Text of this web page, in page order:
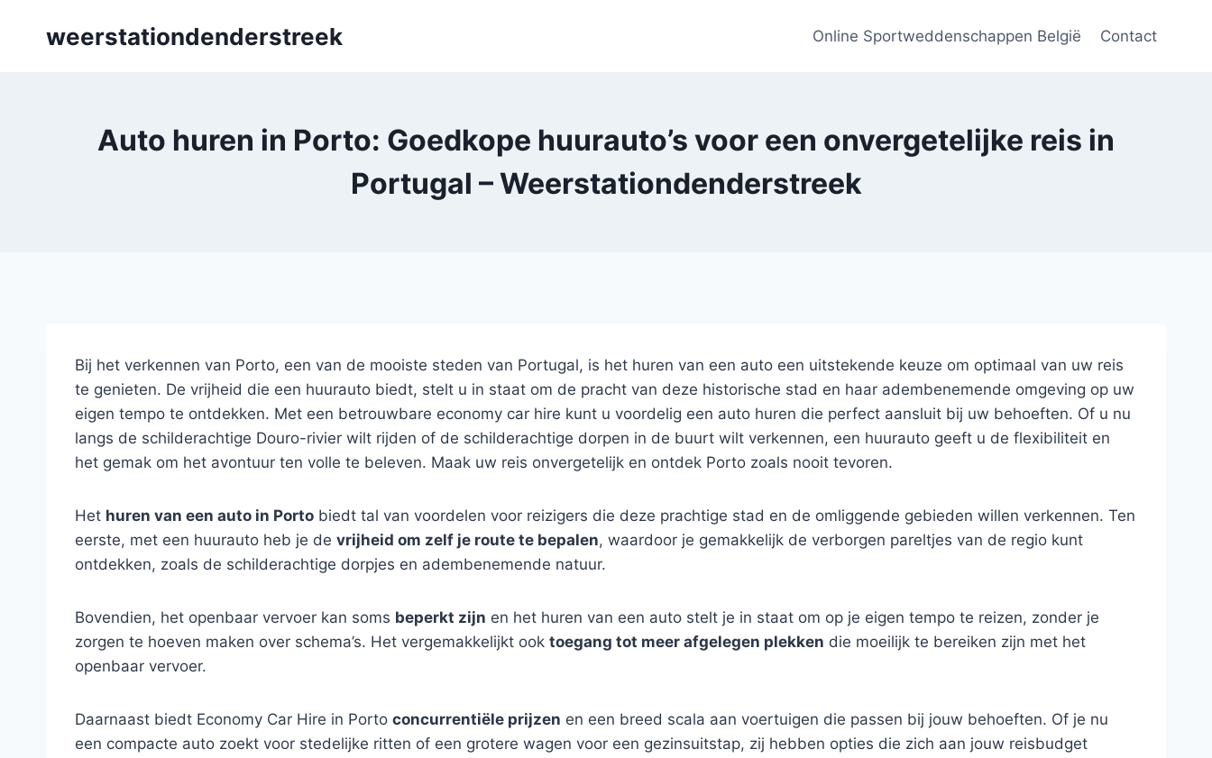
weerstationdenderstreek Online Sportweddenschappen België Contact
Auto huren in Porto: Goedkope huurauto’s voor een onvergetelijke reis in
Portugal – Weerstationdenderstreek
Bij het verkennen van Porto, een van de mooiste steden van Portugal, is het huren van een auto een uitstekende keuze om optimaal van uw reis
te genieten. De vrijheid die een huurauto biedt, stelt u in staat om de pracht van deze historische stad en haar adembenemende omgeving op uw
eigen tempo te ontdekken. Met een betrouwbare economy car hire kunt u voordelig een auto huren die perfect aansluit bij uw behoeften. Of u nu
langs de schilderachtige Douro-rivier wilt rijden of de schilderachtige dorpen in de buurt wilt verkennen, een huurauto geeft u de flexibiliteit en
het gemak om het avontuur ten volle te beleven. Maak uw reis onvergetelijk en ontdek Porto zoals nooit tevoren.
Het huren van een auto in Porto biedt tal van voordelen voor reizigers die deze prachtige stad en de omliggende gebieden willen verkennen. Ten
eerste, met een huurauto heb je de vrijheid om zelf je route te bepalen, waardoor je gemakkelijk de verborgen pareltjes van de regio kunt
ontdekken, zoals de schilderachtige dorpjes en adembenemende natuur.
Bovendien, het openbaar vervoer kan soms beperkt zijn en het huren van een auto stelt je in staat om op je eigen tempo te reizen, zonder je
zorgen te hoeven maken over schema’s. Het vergemakkelijkt ook toegang tot meer afgelegen plekken die moeilijk te bereiken zijn met het
openbaar vervoer.
Daarnaast biedt Economy Car Hire in Porto concurrentiële prijzen en een breed scala aan voertuigen die passen bij jouw behoeften. Of je nu
een compacte auto zoekt voor stedelijke ritten of een grotere wagen voor een gezinsuitstap, zij hebben opties die zich aan jouw reisbudget